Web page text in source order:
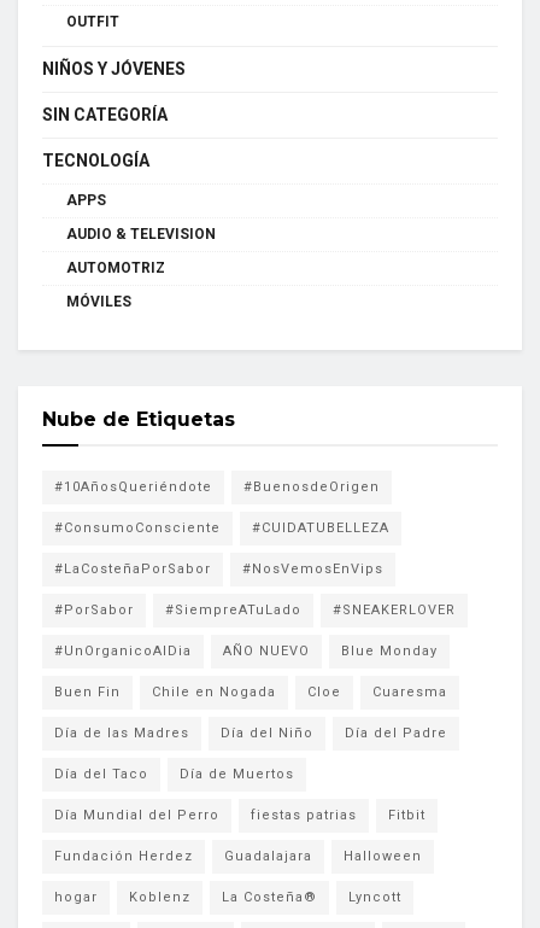
OUTFIT
NIÑOS Y JÓVENES
SIN CATEGORÍA
TECNOLOGÍA
APPS
AUDIO & TELEVISION
AUTOMOTRIZ
MÓVILES
Nube de Etiquetas
#10AñosQueriéndote #BuenosdeOrigen
#ConsumoConsciente #CUIDATUBELLEZA
#LaCosteñaPorSabor #NosVemosEnVips
#PorSabor #SiempreATuLado #SNEAKERLOVER
#UnOrganicoAlDia AÑO NUEVO Blue Monday
Buen Fin Chile en Nogada Cloe Cuaresma
Día de las Madres Día del Niño Día del Padre
Día del Taco Día de Muertos
Día Mundial del Perro fiestas patrias Fitbit
Fundación Herdez Guadalajara Halloween
hogar Koblenz La Costeña® Lyncott